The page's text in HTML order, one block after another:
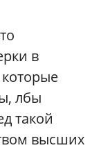
в
лбы
такой
высших